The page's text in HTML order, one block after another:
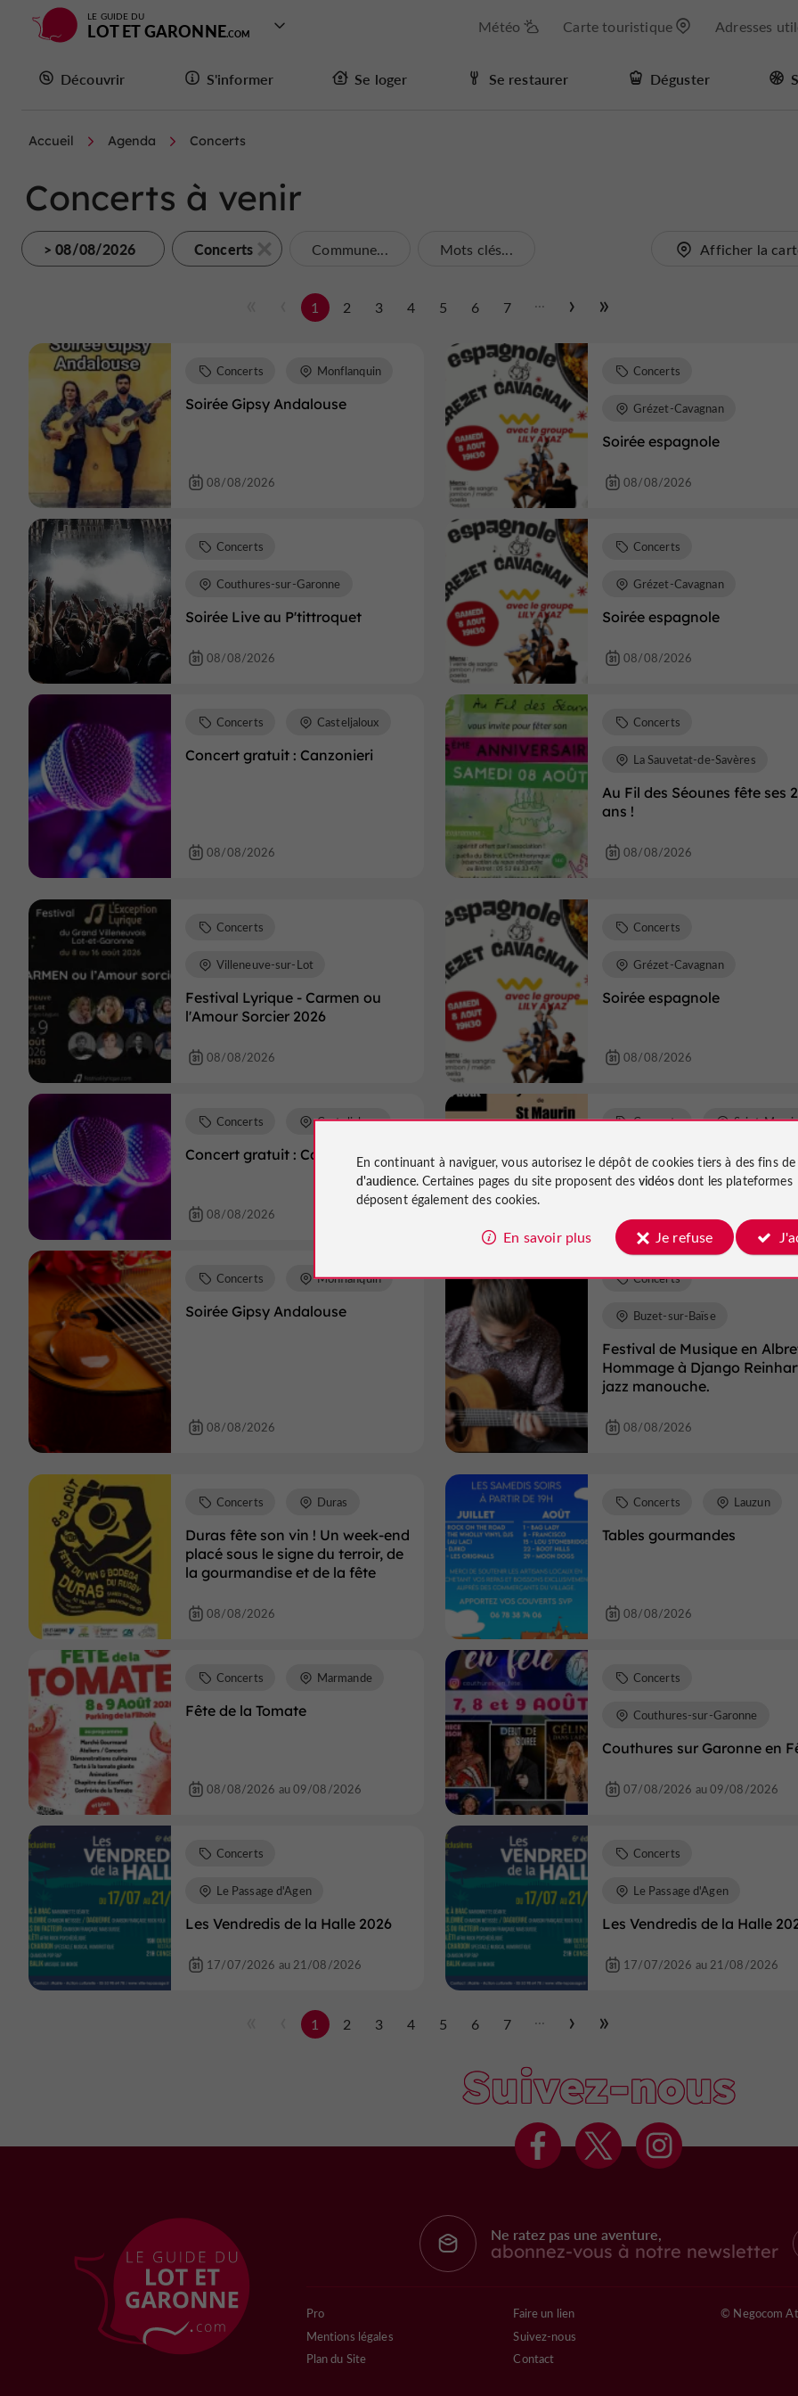
LE GUIDE DU
LOT ET GARONNE Météo Carte touristique Adresses
Découvrir S'informer Se loger Se restaurer Déguster
Accueil Agenda Concerts
Concerts à venir
> 08/08/2026 Concerts Commune... Mots clés... Afficher la
1 2 3 4 5 6 7 ...
Soirée Gipsy Andalouse
Concerts Monflanquin
08/08/2026
Soirée espagnole
Concerts
Grézet-Cavagnan
08/08/2026
Soirée Live au P'tittroquet
Concerts
Couthures-sur-Garonne
08/08/2026
Soirée espagnole
Concerts
Grézet-Cavagnan
08/08/2026
Concert gratuit : Canzonieri
Concerts Casteljaloux
08/08/2026
Au Fil des Séounes fête ses
ans !
Concerts
La Sauvetat-de-Savères
08/08/2026
Festival Lyrique - Carmen ou
l'Amour Sorcier 2026
Concerts
Villeneuve-sur-Lot
08/08/2026
Soirée espagnole
Concerts
Grézet-Cavagnan
08/08/2026
Concert gratuit : Canzonieri
Concerts Casteljaloux
08/08/2026
Les 50 ans du Foyer rural de
Saint-Maurin
Concerts Saint-
Soirée Gipsy Andalouse
Concerts Monflanquin
08/08/2026
Festival de Musique en
Hommage à Django
jazz manouche.
Concerts
Buzet-sur-Baïse
08/08/2026
Duras fête son vin ! Un week-end
placé sous le signe du terroir, de
la gourmandise et de la fête
Concerts Duras
08/08/2026
Tables gourmandes
Concerts Lauzun
08/08/2026
Fête de la Tomate
Concerts Marmande
08/08/2026 au 09/08/2026
Couthures sur Garonne en
Concerts
Couthures-sur-Garonne
07/08/2026 au 09/08/2026
Les Vendredis de la Halle 2026
Concerts
Le Passage d'Agen
17/07/2026 au 21/08/2026
Les Vendredis de la Halle
Concerts
Le Passage d'Agen
17/07/2026 au 21/08/2026
1 2 3 4 5 6 7 ...
Suivez-nous
Ne ratez pas une aventure,
abonnez-vous à notre newsletter
Pro
Mentions légales
Plan du Site
Faire un lien
Suivez-nous
Contact
© Negocom
En continuant à naviguer, vous autorisez le dépôt de cookies tiers à des fins de
d'audience. Certaines pages du site proposent des vidéosdont les plateformes
déposent également des cookies.
En savoir plus Je refuse